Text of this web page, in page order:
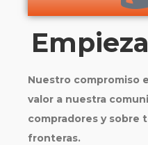
Nuestro compromiso
valor a nuestra
compradores y sobre
fronteras.